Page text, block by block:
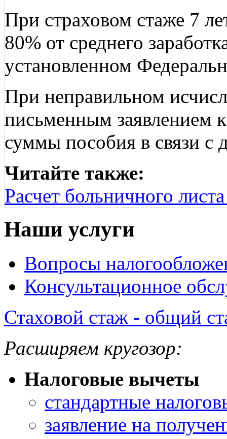
При страховом стаже 7
80% от среднего
установленном
При неправильном
письменным заявлением
суммы пособия в связи
Читайте также:
Расчет больничного
Наши услуги
Вопросы
Консультационное
Стаховой стаж - общий
Расширяем кругозор:
Налоговые вычеты
стандартные
заявление на